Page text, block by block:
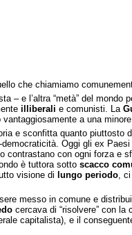
che chiamiamo
– e l’altra “metà” del mondo
illiberali e comunisti. La
a una
e sconfitta quanto piuttosto
democraticità. Oggi gli ex
contrastano con ogni forza
è tuttora sotto scacco
visione di lungo periodo,
messo in comune e
cercava di “risolvere” con
capitalista), e il